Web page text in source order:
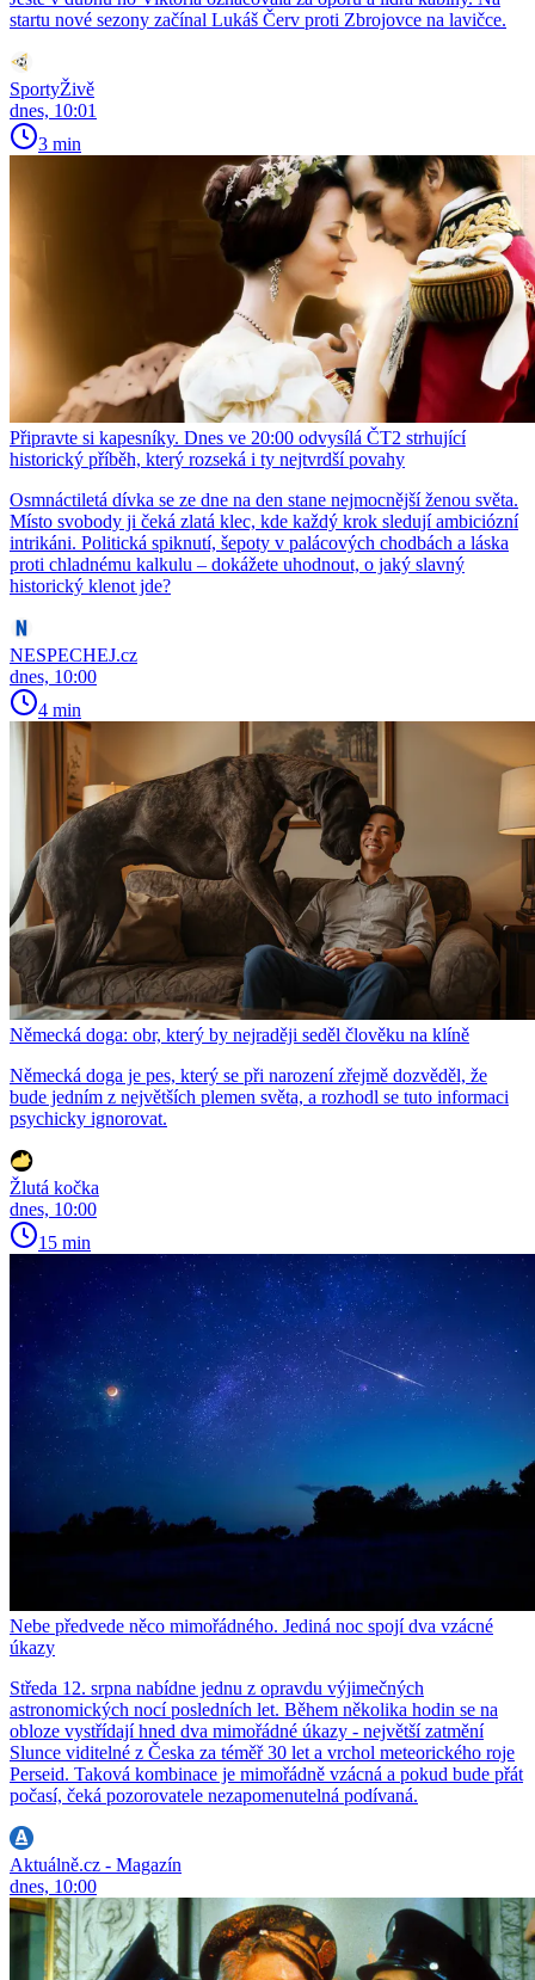
startu nové sezony začínal Lukáš Červ proti Zbrojovce na lavičce.
SportyŽivě
dnes, 10:01
3 min
Připravte si kapesníky. Dnes ve 20:00 odvysílá ČT2 strhující
historický příběh, který rozseká i ty nejtvrdší povahy
Osmnáctiletá dívka se ze dne na den stane nejmocnější ženou světa.
Místo svobody ji čeká zlatá klec, kde každý krok sledují ambiciózní
intrikáni. Politická spiknutí, šepoty v palácových chodbách a láska
proti chladnému kalkulu – dokážete uhodnout, o jaký slavný
historický klenot jde?
NESPECHEJ.cz
dnes, 10:00
4 min
Německá doga: obr, který by nejraději seděl člověku na klíně
Německá doga je pes, který se při narození zřejmě dozvěděl, že
bude jedním z největších plemen světa, a rozhodl se tuto informaci
psychicky ignorovat.
Žlutá kočka
dnes, 10:00
15 min
Nebe předvede něco mimořádného. Jediná noc spojí dva vzácné
úkazy
Středa 12. srpna nabídne jednu z opravdu výjimečných
astronomických nocí posledních let. Během několika hodin se na
obloze vystřídají hned dva mimořádné úkazy - největší zatmění
Slunce viditelné z Česka za téměř 30 let a vrchol meteorického roje
Perseid. Taková kombinace je mimořádně vzácná a pokud bude přát
počasí, čeká pozorovatele nezapomenutelná podívaná.
Aktuálně.cz - Magazín
dnes, 10:00